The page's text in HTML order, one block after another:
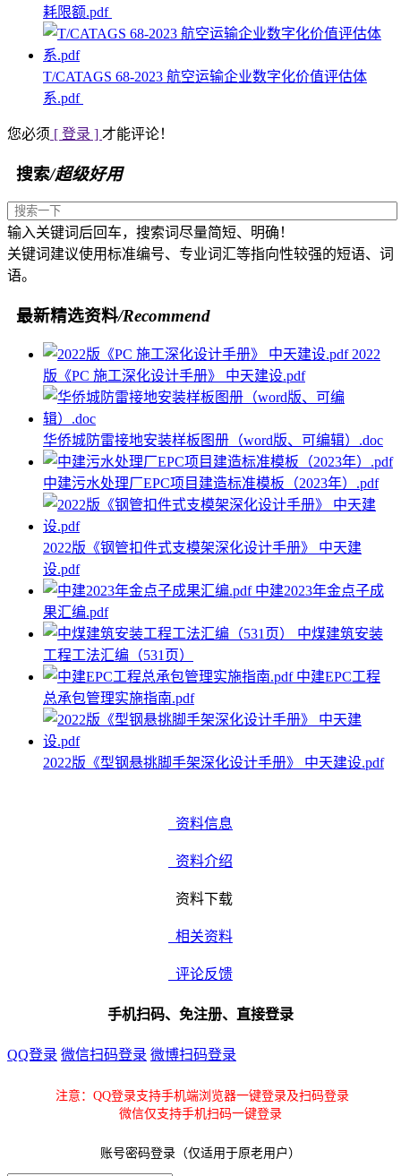
耗限额.pdf
T/CATAGS 68-2023 航空运输企业数字化价值评估体
系.pdf
您必须 [ 登录 ] 才能评论！
搜索/超级好用
输入关键词后回车，搜索词尽量简短、明确！
关键词建议使用标准编号、专业词汇等指向性较强的短语、词
语。
最新精选资料/Recommend
2022
版《PC 施工深化设计手册》 中天建设.pdf
华侨城防雷接地安装样板图册（word版、可编辑）.doc
中建污水处理厂EPC项目建造标准模板（2023年）.pdf
2022版《钢管扣件式支模架深化设计手册》 中天建
设.pdf
中建2023年金点子成
果汇编.pdf
中煤建筑安装
工程工法汇编（531页）
中建EPC工程
总承包管理实施指南.pdf
2022版《型钢悬挑脚手架深化设计手册》 中天建设.pdf
资料信息
资料介绍
资料下载
相关资料
评论反馈
手机扫码、免注册、直接登录
QQ登录 微信扫码登录 微博扫码登录
注意：QQ登录支持手机端浏览器一键登录及扫码登录
微信仅支持手机扫码一键登录
账号密码登录（仅适用于原老用户）